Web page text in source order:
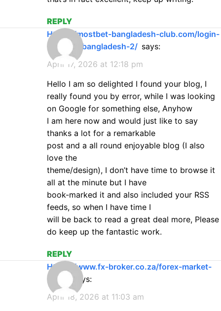
REPLY
https://mostbet-bangladesh-club.com/login-
mostbet-bangladesh-2/ says:
April 17, 2026 at 12:18 pm
Hello I am so delighted I found your blog, I
really found you by error, while I was looking
on Google for something else, Anyhow
I am here now and would just like to say
thanks a lot for a remarkable
post and a all round enjoyable blog (I also
love the
theme/design), I don’t have time to browse it
all at the minute but I have
book-marked it and also included your RSS
feeds, so when I have time I
will be back to read a great deal more, Please
do keep up the fantastic work.
REPLY
https://www.fx-broker.co.za/forex-market-
hours
says:
April 18, 2026 at 11:03 am